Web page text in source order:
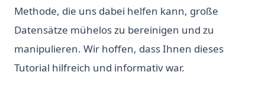
Methode, die uns dabei helfen kann, große
Datensätze mühelos zu bereinigen und zu
manipulieren. Wir hoffen, dass Ihnen dieses
Tutorial hilfreich und informativ war.